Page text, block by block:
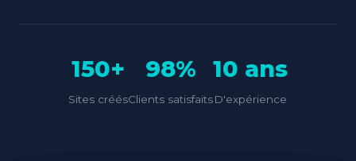
150+
Sites créés
98%
Clients satisfaits
10 ans
D'expérience